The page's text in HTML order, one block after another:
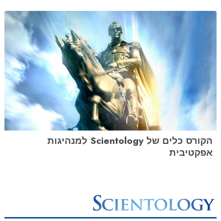
הקורס כלים של Scientology למנהיגות
אפקטיבית